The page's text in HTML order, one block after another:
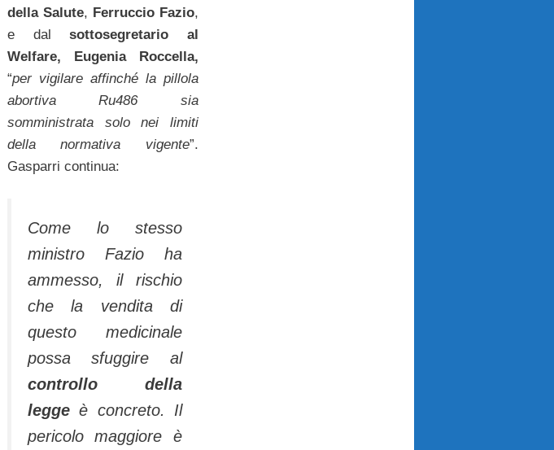
della Salute, Ferruccio Fazio,
e dalsottosegretario al
Welfare, Eugenia Roccella,
“per vigilare affinché la pillola
abortiva Ru486 sia
somministrata solo nei limiti
della normativa vigente”.
Gasparri continua:
Come lo stesso
ministro Fazio ha
ammesso, il rischio
che la vendita di
questo medicinale
possa sfuggire al
controllo della
leggeè concreto. Il
pericolo maggiore è